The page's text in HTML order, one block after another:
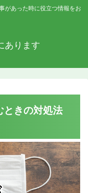
があった時に役立つ情報をお
あります
ときの対処法